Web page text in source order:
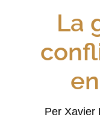
La
Per Xavier